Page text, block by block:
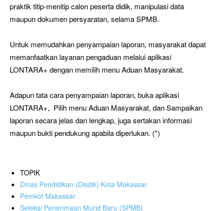
praktik titip-menitip calon peserta didik, manipulasi data
maupun dokumen persyaratan, selama SPMB.
Untuk memudahkan penyampaian laporan, masyarakat dapat
memanfaatkan layanan pengaduan melalui aplikasi
LONTARA+ dengan memilih menu Aduan Masyarakat.
Adapun tata cara penyampaian laporan, buka aplikasi
LONTARA+, Pilih menu Aduan Masyarakat, dan Sampaikan
laporan secara jelas dan lengkap, juga sertakan informasi
maupun bukti pendukung apabila diperlukan. (*)
TOPIK
Dinas Pendidikan (Disdik) Kota Makassar
Pemkot Makassar
Seleksi Penerimaan Murid Baru (SPMB)